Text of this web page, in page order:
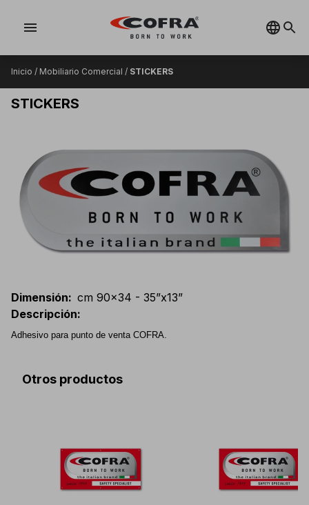
menu
Inicio / Mobiliario Comercial / STICKERS
STICKERS
Dimensión: cm 90x34 - 35”x13”
Descripción:
Adhesivo para punto de venta COFRA.
Otros productos